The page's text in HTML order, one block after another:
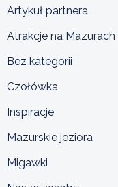
Artykuł partnera
Atrakcje na Mazurach
Bez kategorii
Czołówka
Inspiracje
Mazurskie jeziora
Migawki